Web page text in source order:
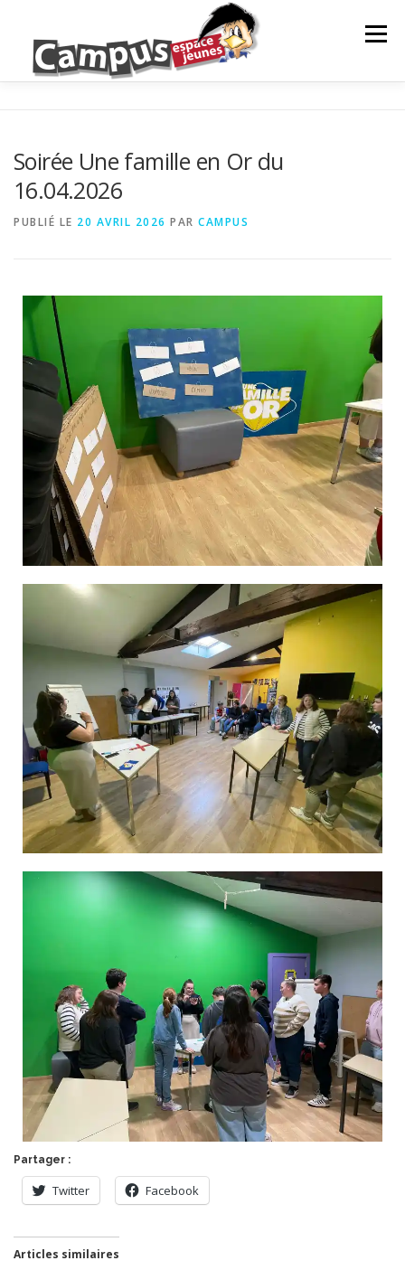
Menu
PROJETS DE JEUNES
NOS ACTIONS
Soirée Une famille en Or du
16.04.2026
PUBLIÉ LE 20 AVRIL 2026 PAR CAMPUS
Partager :
Twitter Facebook
Articles similaires